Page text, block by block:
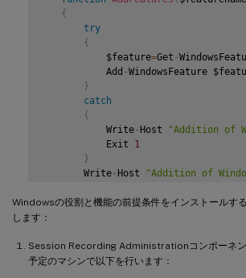
}
   # Start to install Windows feature
Module ServerManager
AddFeatures
AddFeatures
AddFeatures
AddFeatures( 'Web-Metabase' ) # IIS
AddFeatures( 'Web-WMI'
AddFeatures
($system - Like '*Microsoft
AddFeatures( 'Web-Lgcy-Mgmt-
AddFeatures( 'MSMQ-HTTP-Support' )
AddFeatures ('web-websockets'
{
try
{
           $feature
=Get -
           Add
-WindowsFeature
}
catch
{
           Write
-Host
"Addition of
           Exit
1
}
       Write
-Host
"Addition of
   # Start to install Windows feature
if (-not (($system -
Windowsの役割と機能の前提条件をインストールす
します：
Session Recording Administrationコンポーネン
予定のマシンで以下を行います：